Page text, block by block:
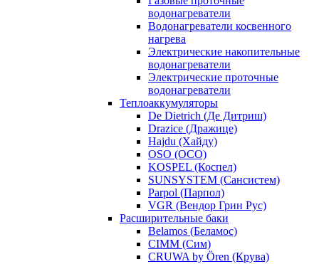
водонагреватели
Водонагреватели косвенного
нагрева
Электрические накопительные
водонагреватели
Электрические проточные
водонагреватели
Теплоаккумуляторы
De Dietrich (Де Дитриш)
Drazice (Дражице)
Hajdu (Хайду)
OSO (ОСО)
KOSPEL (Коспел)
SUNSYSTEM (Сансистем)
Parpol (Парпол)
VGR (Вендор Грин Рус)
Расширительные баки
Belamos (Беламос)
CIMM (Сим)
CRUWA by Ören (Крува)